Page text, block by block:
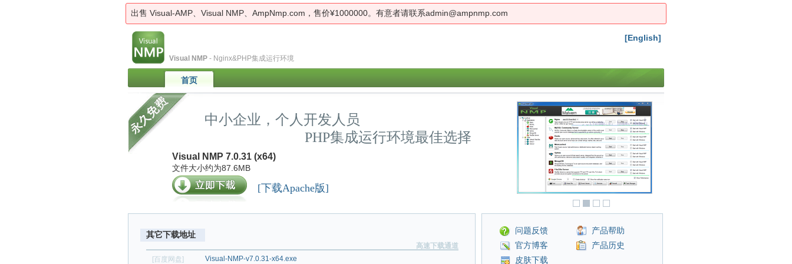
出售 Visual-AMP、Visual NMP、AmpNmp.com，售价¥1000000。有意者请联系admin@ampnmp.com
Visual NMP - Nginx&PHP集成运行环境
[English]
首页
中小企业，个人开发人员
PHP集成运行环境最佳选择
Visual NMP 7.0.31 (x64)
文件大小约为87.6MB
[下载Apache版]
其它下载地址
高速下载通道
[百度网盘]
Visual-NMP-v7.0.31-x64.exe
问题反馈
产品帮助
官方博客
产品历史
皮肤下载